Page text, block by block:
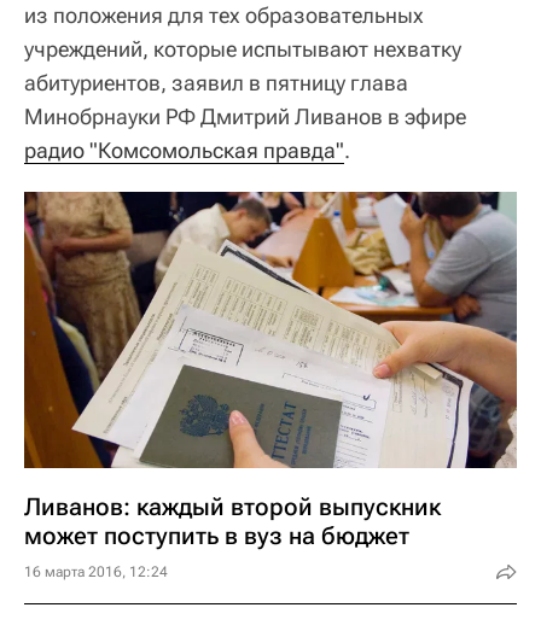
из положения для тех образовательных
учреждений, которые испытывают нехватку
абитуриентов, заявил в пятницу глава
Минобрнауки РФ Дмитрий Ливанов в эфире
радио "Комсомольская правда".
Ливанов: каждый второй выпускник
может поступить в вуз на бюджет
16 марта 2016, 12:24